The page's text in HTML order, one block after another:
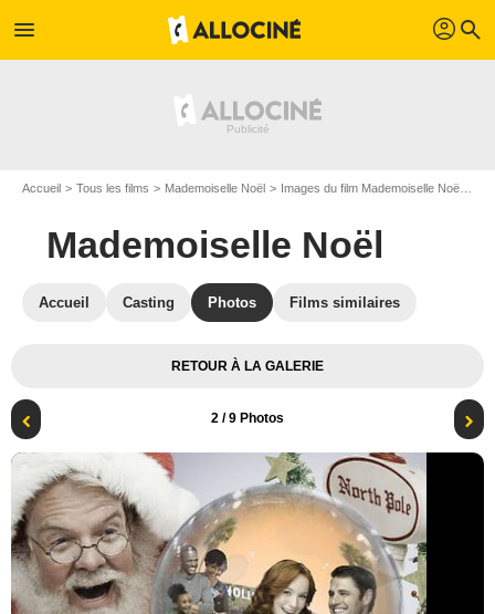
menu profil search
Accueil Tous les films Mademoiselle Noël Images du film Mademoiselle Noël
Mademoiselle Noël
Accueil Casting Photos Films similaires
RETOUR À LA GALERIE
2 / 9 Photos